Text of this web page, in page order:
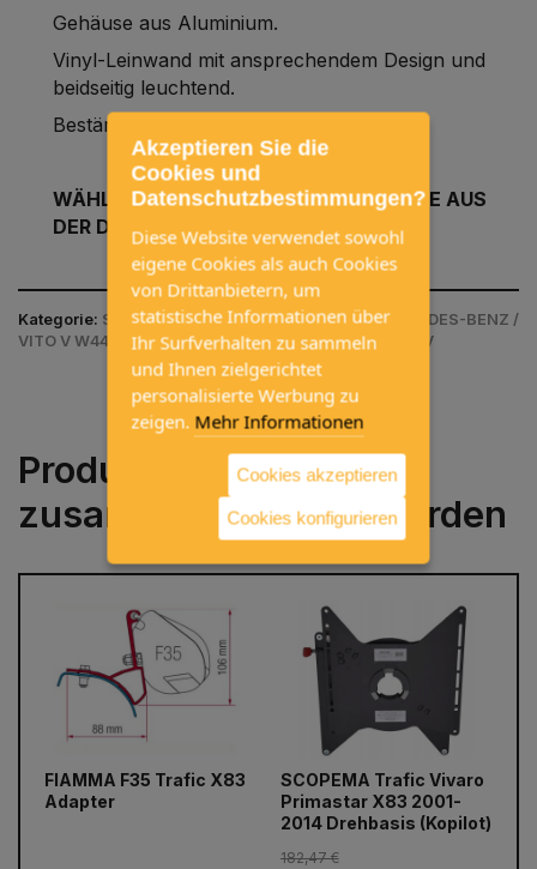
Gehäuse aus Aluminium.
Vinyl-Leinwand mit ansprechendem Design und
beidseitig leuchtend.
Beständig gegen UV-Strahlen.ç
WÄHLEN SIE DIE GEWÜNSCHTE GRÖSSE AUS
DER DROPDOWN-LISTE.
Kategorie: SUCHE NACH FAHRZEUGMODELL / MERCEDES-BENZ /
VITO V W447 (2015-...) / MARKISEN & ADAPTER VITO V
Produkte, die häufig
zusammen gekauft werden
FIAMMA F35 Trafic X83
Adapter
SCOPEMA Trafic Vivaro
Primastar X83 2001-
2014 Drehbasis (Kopilot)
182,47 €
prev next
Akzeptieren Sie die
Cookies und
Datenschutzbestimmungen?
Diese Website verwendet sowohl
eigene Cookies als auch Cookies
von Drittanbietern, um
statistische Informationen über
Ihr Surfverhalten zu sammeln
und Ihnen zielgerichtet
personalisierte Werbung zu
zeigen. Mehr Informationen
Cookies akzeptieren
Cookies konfigurieren